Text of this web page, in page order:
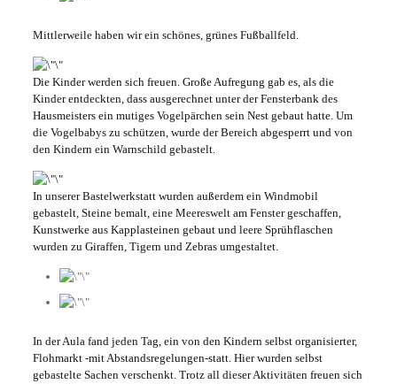
Mittlerweile haben wir ein schönes, grünes Fußballfeld.
Die Kinder werden sich freuen. Große Aufregung gab es, als die
Kinder entdeckten, dass ausgerechnet unter der Fensterbank des
Hausmeisters ein mutiges Vogelpärchen sein Nest gebaut hatte. Um
die Vogelbabys zu schützen, wurde der Bereich abgesperrt und von
den Kindern ein Warnschild gebastelt.
In unserer Bastelwerkstatt wurden außerdem ein Windmobil
gebastelt, Steine bemalt, eine Meereswelt am Fenster geschaffen,
Kunstwerke aus Kapplasteinen gebaut und leere Sprühflaschen
wurden zu Giraffen, Tigern und Zebras umgestaltet.
In der Aula fand jeden Tag, ein von den Kindern selbst organisierter,
Flohmarkt -mit Abstandsregelungen-statt. Hier wurden selbst
gebastelte Sachen verschenkt. Trotz all dieser Aktivitäten freuen sich